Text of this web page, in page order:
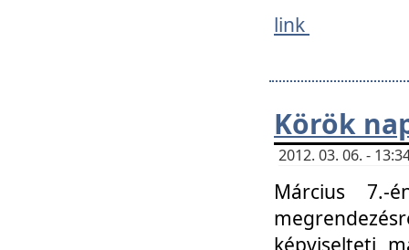
link
Körök
2012. 03. 06. -
Március 7.-
képviselteti